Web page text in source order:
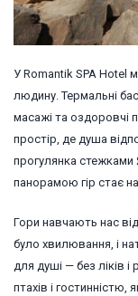
У Romantik SPA Hotel
людину. Термальні
масажі та оздоровчі
простір, де душа
прогулянка стежками
панорамою гір стає
Гори навчають нас
було хвилювання, і
для душі — без ліків
птахів і гостинністю,